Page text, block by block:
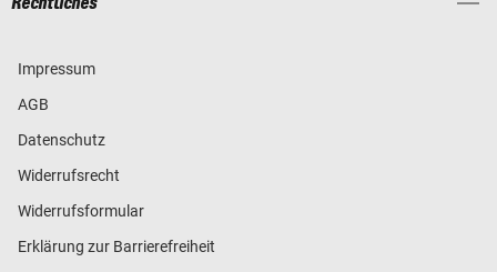
Impressum
AGB
Datenschutz
Widerrufsrecht
Widerrufsformular
Erklärung zur Barrierefreiheit